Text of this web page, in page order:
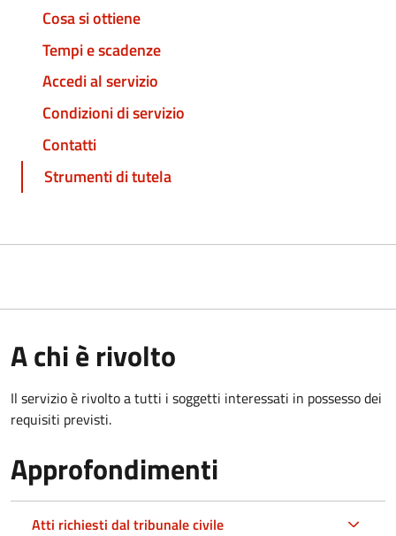
Cosa si ottiene
Tempi e scadenze
Accedi al servizio
Condizioni di servizio
Contatti
Strumenti di tutela
A chi è rivolto
Il servizio è rivolto a tutti i soggetti interessati in possesso dei
requisiti previsti.
Approfondimenti
Atti richiesti dal tribunale civile